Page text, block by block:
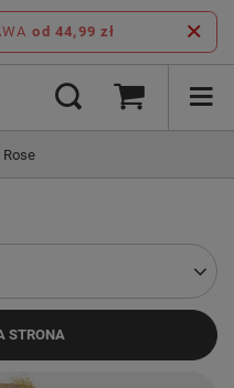
od 44,99 zł
Rose
STRONA